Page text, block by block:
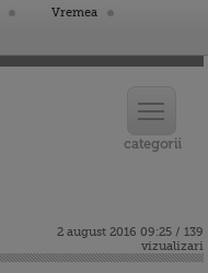
Vremea
2 august 2016 09:25 / 139
vizualizari